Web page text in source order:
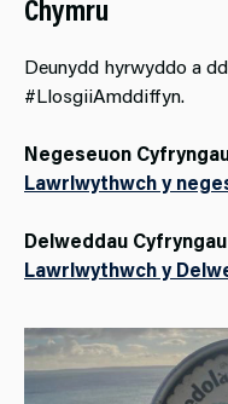
Chymru
Deunydd hyrwyddo a
#LlosgiiAmddiffyn.
Negeseuon
Lawrlwythwch y
Delweddau
Lawrlwythwch y